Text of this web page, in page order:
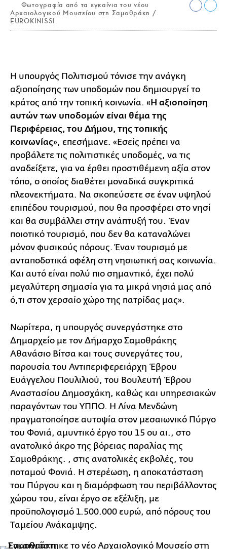
Φωτογραφία από τα εγκαίνια του νέου
Αρχαιολογικού Μουσείου στη Σαμοθράκη /
EUROKINISSI
Η υπουργός Πολιτισμού τόνισε την ανάγκη
αξιοποίησης των υποδομών που δημιουργεί το
κράτος από την τοπική κοινωνία. «Η αξιοποίηση
αυτών των υποδομών είναι θέμα της
Περιφέρειας, του Δήμου, της τοπικής
κοινωνίας», επεσήμανε. «Εσείς πρέπει να
προβάλετε τις πολιτιστικές υποδομές, να τις
αναδείξετε, για να έρθει προστιθέμενη αξία στον
τόπο, ο οποίος διαθέτει μοναδικά συγκριτικά
πλεονεκτήματα. Να σκοπεύσετε σε έναν υψηλού
επιπέδου τουρισμού, που θα προσφέρει στο νησί
και θα συμβάλλει στην ανάπτυξή του. Έναν
ποιοτικό τουρισμό, που δεν θα καταναλώνει
μόνον φυσικούς πόρους. Έναν τουρισμό με
ανταποδοτικά οφέλη στη νησιωτική σας κοινωνία.
Και αυτό είναι πολύ πιο σημαντικό, έχει πολύ
μεγαλύτερη σημασία για τα μικρά νησιά μας από
ό,τι στον χερσαίο χώρο της πατρίδας μας».
Νωρίτερα, η υπουργός συνεργάστηκε στο
Δημαρχείο με τον Δήμαρχο Σαμοθράκης
Αθανάσιο Βίτσα και τους συνεργάτες του,
παρουσία του Αντιπεριφερειάρχη Έβρου
Ευάγγελου Πουλιλιού, του Βουλευτή Έβρου
Αναστασίου Δημοσχάκη, καθώς και υπηρεσιακών
παραγόντων του ΥΠΠΟ. Η Λίνα Μενδώνη
πραγματοποίησε αυτοψία στον μεσαιωνικό Πύργο
του Φονιά, αμυντικό έργο του 15 ου αι., στο
ανατολικό άκρο της βόρειας παραλίας της
Σαμοθράκης. , στις ανατολικές εκβολές, του
ποταμού Φονιά. Η στερέωση, η αποκατάσταση
του Πύργου και η διαμόρφωση του περιβάλλοντος
χώρου του, είναι έργο σε εξέλιξη, με
προϋπολογισμό 1.500.000 ευρώ, από πόρους του
Ταμείου Ανάκαμψης.